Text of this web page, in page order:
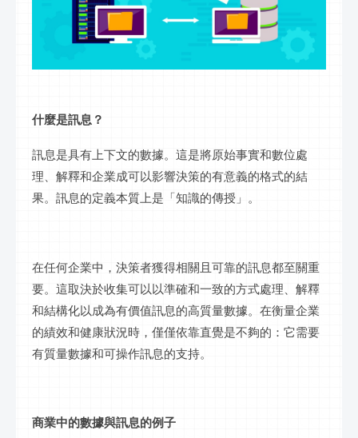
什麼是訊息 ？
訊息是具有上下文的數據。這是將原始事實和數位處
理、解釋和企業成可以影響決策的有意義的格式的結
果。 訊息的定義本質上是「知識的傳授」。
在任何企業中，決策者獲得相關且可靠的訊息都至關重
要。這取決於收集可以以準確和一致的方式處理、解釋
和結構化以成為有價值訊息的高質量數據。在衡量企業
的績效和健康狀況時，僅僅依靠直覺是不夠的：它需要
有質量數據和可操作訊息的支持。
商業中的數據與訊息的例子